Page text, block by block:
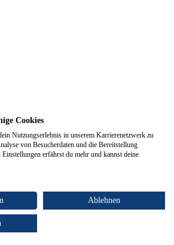
Cookies
Nutzungserlebnis in unserem Karrierenetzwerk zu
von Besucherdaten und die Bereitstellung
erfährst du mehr und kannst deine
Ablehnen